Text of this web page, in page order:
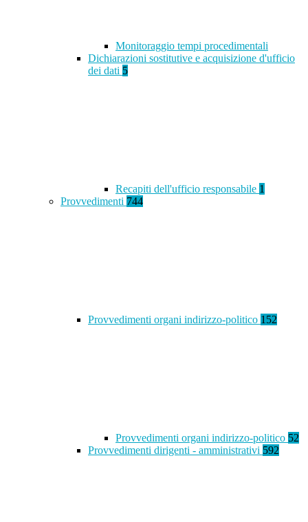
Monitoraggio tempi procedimentali
Dichiarazioni sostitutive e acquisizione d'ufficio
dei dati 5
Recapiti dell'ufficio responsabile 1
Provvedimenti 744
Provvedimenti organi indirizzo-politico 152
Provvedimenti organi indirizzo-politico 52
Provvedimenti dirigenti - amministrativi 592